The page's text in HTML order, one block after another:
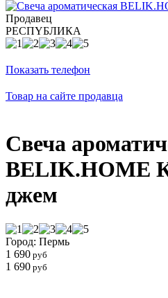
Продавец
РЕСПYБЛИКА
Показать телефон
Товар на сайте продавца
Свеча
BELIK.HOME
джем
Город: Пермь
1 690 руб
1 690 руб